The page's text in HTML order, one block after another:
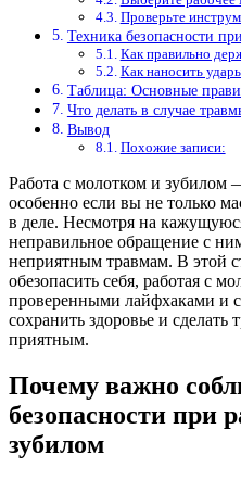
Проверьте
Техника безопасности
Как правильно
Как наносить
Таблица: Основные
Что делать в случае
Вывод
Похожие записи:
Работа с молотком и зубилом
особенно если вы не только
в деле. Несмотря на
неправильное обращение с
неприятным травмам. В этой
обезопасить себя, работая с
проверенными лайфхаками и
сохранить здоровье и
приятным.
Почему важно
безопасности при
зубилом